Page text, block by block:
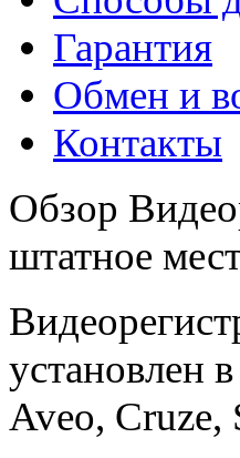
Гарантия
Обмен и
Контакты
Обзор
штатное
установлен
Aveo,